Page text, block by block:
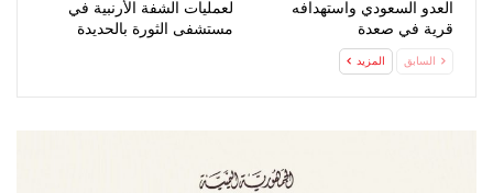
العدو السعودي واستهدافه
قرية في صعدة
لعمليات الشفة الأرنبية في
مستشفى الثورة بالحديدة
السابق المزيد